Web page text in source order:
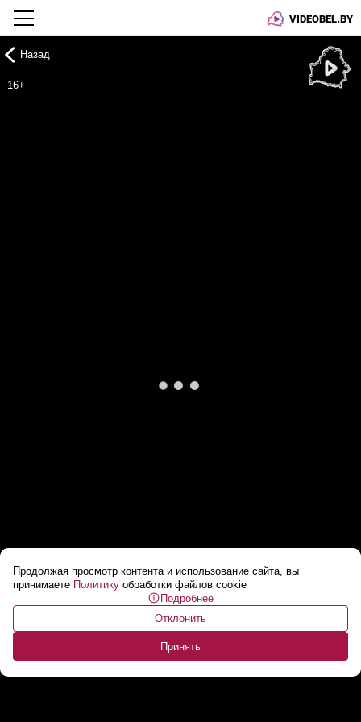
VIDEOBEL.BY
Продолжая просмотр контента и использование сайта, вы
принимаете Политику обработки файлов cookie
Подробнее
Отклонить
Принять
Назад
16+
Беларусь ждет «интересных» военных
атташе...